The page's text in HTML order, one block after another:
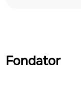
Fondator